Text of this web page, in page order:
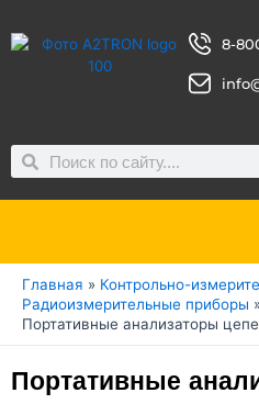
содержимому
8-
SearchSearch
Главная » Контрольно-
Радиоизмерительные приборы »
Портативные анализаторы
Портативные